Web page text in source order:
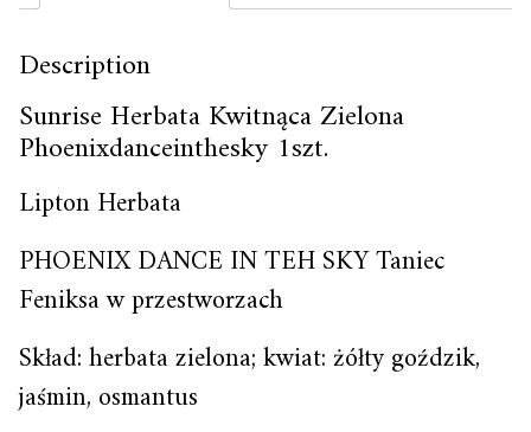
Description
Sunrise Herbata Kwitnąca Zielona
Phoenixdanceinthesky 1szt.
Lipton Herbata
PHOENIX DANCE IN TEH SKY Taniec
Feniksa w przestworzach
Skład: herbata zielona; kwiat: żółty goździk,
jaśmin, osmantus